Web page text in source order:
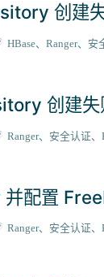
创建
HBase Ranger 安
创建失
Ranger 安全认证
配置
Ranger 安全认证